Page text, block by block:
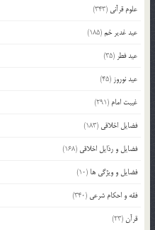
علوم قرآنی (343)
عید غدیر خم(185)
عید فطر (35)
عید نوروز (45)
غیبت امام (291)
فضایل اخلاقی (183)
فضایل و رذایل اخلاقی (168)
فضایل و ویژگی ها (10)
فقه و احکام شرعی (340)
قرآن(23)